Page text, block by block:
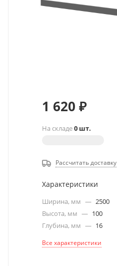
1 620 ₽
На складе0 шт.
Рассчитать доставку
Характеристики
Ширина, мм — 2500
Высота, мм — 100
Глубина, мм — 16
Все характеристики